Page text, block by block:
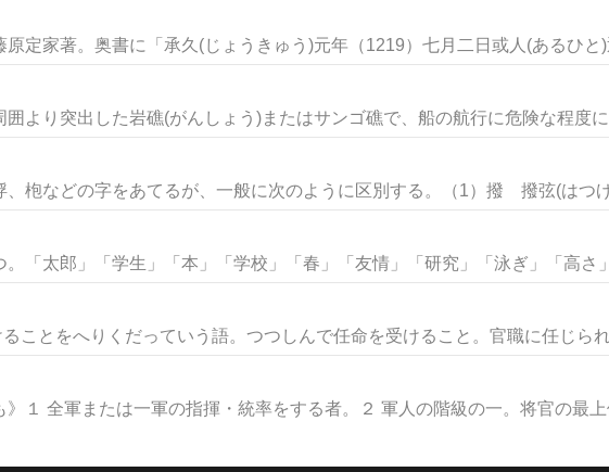
定家著。奥書に「承久(じょうきゅう)元年（1219）七月二日或人(あるひと)
より突出した岩礁(がんしょう)またはサンゴ礁で、船の航行に危険な程度に
、枹などの字をあてるが、一般に次のように区別する。（1）撥 撥弦(はつげ
「太郎」「学生」「本」「学校」「春」「友情」「研究」「泳ぎ」「高さ
ことをへりくだっていう語。つつしんで任命を受けること。官職に任じられ
》１ 全軍または一軍の指揮・統率をする者。２ 軍人の階級の一。将官の最上